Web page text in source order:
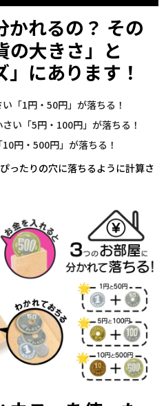
かれるの？ その
の大きさ」と
」にあります！
「1円・50円」が落ちる！
い「5円・100円」が落ちる！
円・500円」が落ちる！
ったりの穴に落ちるように計算さ